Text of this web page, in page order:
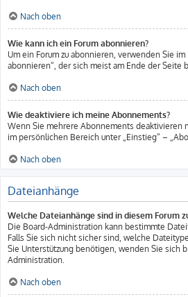
Nach oben
Wie kann ich ein Forum abonnieren?
Um ein Forum zu abonnieren, verwenden Sie im
abonnieren“, der sich meist am Ende der Seite
Nach oben
Wie deaktiviere ich meine Abonnements?
Wenn Sie mehrere Abonnements deaktivieren
im persönlichen Bereich unter „Einstieg“ –
Nach oben
Dateianhänge
Welche Dateianhänge sind in diesem Forum
Die Board-Administration kann bestimmte
Falls Sie sich nicht sicher sind, welche
Sie Unterstützung benötigen, wenden Sie sich
Administration.
Nach oben